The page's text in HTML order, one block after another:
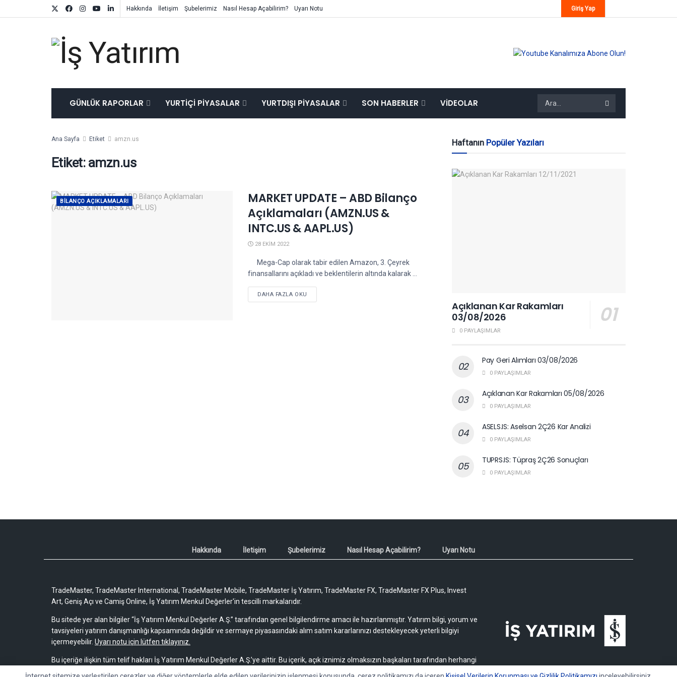
Hakkında İletişim Şubelerimiz Nasıl Hesap Açabilirim? Uyarı Notu Giriş Yap
GÜNLÜK RAPORLAR YURTIÇI PIYASALAR YURTDIŞI PIYASALAR SON HABERLER VIDEOLAR
Ana Sayfa Etiket amzn.us
Etiket: amzn.us
BILANÇO AÇIKLAMALARI
MARKET UPDATE – ABD Bilanço
Açıklamaları (AMZN.US &
INTC.US & AAPL.US)
28 EKIM 2022
Mega-Cap olarak tabir edilen Amazon, 3. Çeyrek
finansallarını açıkladı ve beklentilerin altında kalarak ...
DAHA FAZLA OKU
Haftanın Popüler Yazıları
Açıklanan Kar Rakamları
03/08/2026
0 PAYLAŞIMLAR
Pay Geri Alımları 03/08/2026
0 PAYLAŞIMLAR
Açıklanan Kar Rakamları 05/08/2026
0 PAYLAŞIMLAR
ASELS.IS: Aselsan 2Ç26 Kar Analizi
0 PAYLAŞIMLAR
TUPRS.IS: Tüpraş 2Ç26 Sonuçları
0 PAYLAŞIMLAR
Hakkında İletişim Şubelerimiz Nasıl Hesap Açabilirim? Uyarı Notu
TradeMaster, TradeMaster International, TradeMaster Mobile, TradeMaster İş Yatırım, TradeMaster FX, TradeMaster FX Plus, Invest
Art, Geniş Açı ve Camiş Online, İş Yatırım Menkul Değerler'in tescilli markalarıdır.
Bu sitede yer alan bilgiler “İş Yatırım Menkul Değerler A.Ş.” tarafından genel bilgilendirme amacı ile hazırlanmıştır. Yatırım bilgi, yorum ve
tavsiyeleri yatırım danışmanlığı kapsamında değildir ve sermaye piyasasındaki alım satım kararlarınızı destekleyecek yeterli bilgiyi
içermeyebilir. Uyarı notu için lütfen tıklayınız.
Bu içeriğe ilişkin tüm telif hakları İş Yatırım Menkul Değerler A.Ş.’ye aittir. Bu içerik, açık iznimiz olmaksızın başkaları tarafından herhangi